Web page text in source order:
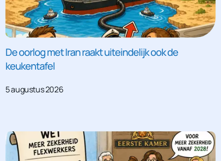
De oorlog met Iran raakt uiteindelijk ook de
keukentafel
5 augustus 2026